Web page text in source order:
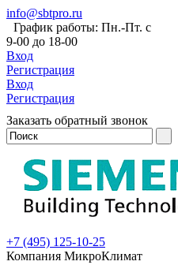
info@sbtpro.ru
График работы: Пн.-Пт. с
9-00 до 18-00
Вход
Регистрация
Вход
Регистрация
Заказать обратный звонок
+7 (495) 125-10-25
Компания МикроКлимат